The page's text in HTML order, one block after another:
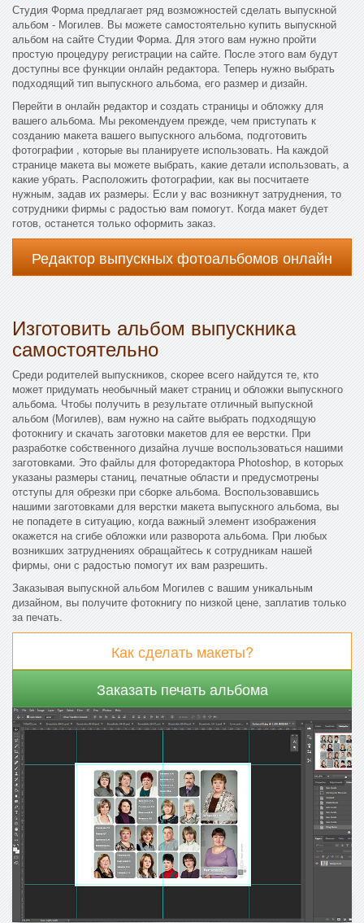
Студия Форма предлагает ряд возможностей сделать выпускной
альбом - Могилев. Вы можете самостоятельно купить выпускной
альбом на сайте Студии Форма. Для этого вам нужно пройти
простую процедуру регистрации на сайте. После этого вам будут
доступны все функции онлайн редактора. Теперь нужно выбрать
подходящий тип выпускного альбома, его размер и дизайн.
Перейти в онлайн редактор и создать страницы и обложку для
вашего альбома. Мы рекомендуем прежде, чем приступать к
созданию макета вашего выпускного альбома, подготовить
фотографии , которые вы планируете использовать. На каждой
странице макета вы можете выбрать, какие детали использовать, а
какие убрать. Расположить фотографии, как вы посчитаете
нужным, задав их размеры. Если у вас возникнут затруднения, то
сотрудники фирмы с радостью вам помогут. Когда макет будет
готов, останется только оформить заказ.
Редактор выпускных фотоальбомов онлайн
Изготовить альбом выпускника
самостоятельно
Среди родителей выпускников, скорее всего найдутся те, кто
может придумать необычный макет страниц и обложки выпускного
альбома. Чтобы получить в результате отличный выпускной
альбом (Могилев), вам нужно на сайте выбрать подходящую
фотокнигу и скачать заготовки макетов для ее верстки. При
разработке собственного дизайна лучше воспользоваться нашими
заготовками. Это файлы для фоторедактора Photoshop, в которых
указаны размеры станиц, печатные области и предусмотрены
отступы для обрезки при сборке альбома. Воспользовавшись
нашими заготовками для верстки макета выпускного альбома, вы
не попадете в ситуацию, когда важный элемент изображения
окажется на сгибе обложки или разворота альбома. При любых
возникших затруднениях обращайтесь к сотрудникам нашей
фирмы, они с радостью помогут их вам разрешить.
Заказывая выпускной альбом Могилев с вашим уникальным
дизайном, вы получите фотокнигу по низкой цене, заплатив только
за печать.
Как сделать макеты?
Заказать печать альбома